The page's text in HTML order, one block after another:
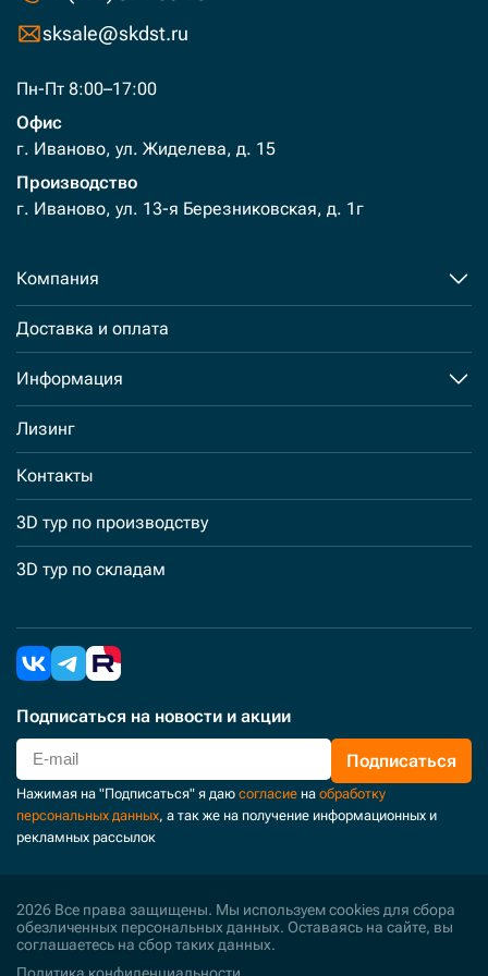
sksale@skdst.ru
Пн-Пт 8:00–17:00
Офис
г. Иваново, ул. Жиделева, д. 15
Производство
г. Иваново, ул. 13-я Березниковская, д. 1г
Компания
Доставка и оплата
Информация
Лизинг
Контакты
3D тур по производству
3D тур по складам
Подписаться на новости и акции
Подписаться
Нажимая на "Подписаться" я даю согласие на обработку
персональных данных, а так же на получение информационных и
рекламных рассылок
2026 Все права защищены. Мы используем cookies для сбора
обезличенных персональных данных. Оставаясь на сайте, вы
соглашаетесь на сбор таких данных.